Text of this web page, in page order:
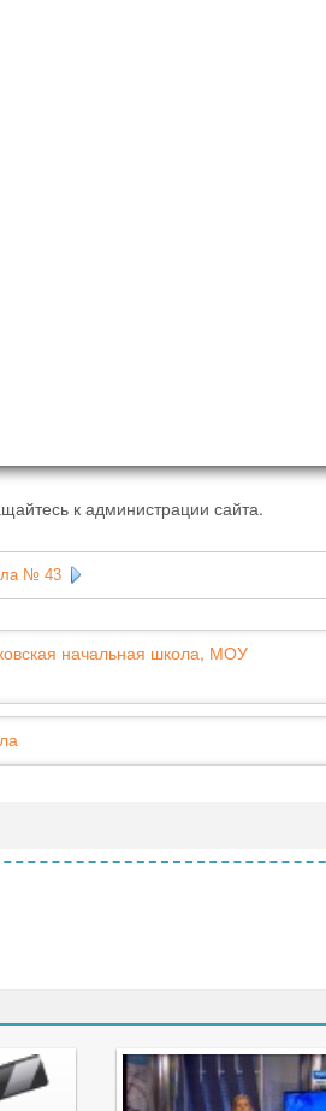
к администрации сайта.
№ 43
начальная школа, МОУ